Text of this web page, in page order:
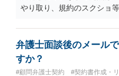
やり取り、規約のスクショ
弁護士面談後のメール
すか？
#顧問弁護士契約 #契約書作成・